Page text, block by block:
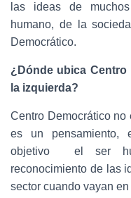
las ideas de
humano, de la
Democrático.
¿Dónde ubica Centro
la izquierda?
Centro Democrático
es un pensamiento,
objetivo el ser
reconocimiento de las
sector cuando vayan